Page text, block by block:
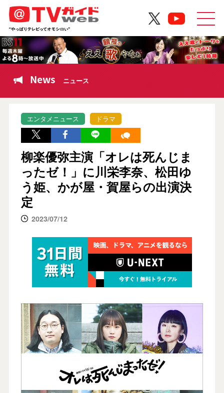
News ニュース
エンタメニュース ドラマ
柳楽優弥主演「オレは死んじま
ったゼ！」に川栄李奈、松田ゆ
う姫、かが屋・賀屋らの出演決
定
2023/07/12